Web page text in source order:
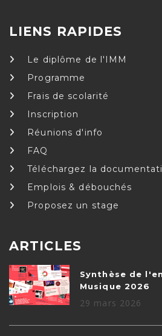
LIENS RAPIDES
Le diplôme de l'IMM
Programme
Frais de scolarité
Inscription
Réunions d'info
FAQ
Téléchargez la
Emplois & débouchés
Proposez un stage
ARTICLES
Synthèse de
Musique 2026
29 mars 2026